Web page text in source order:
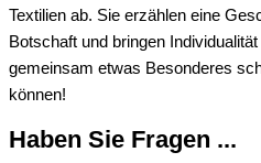
Textilien ab. Sie erzählen eine
Botschaft und bringen
gemeinsam etwas Besonderes
können!
Haben Sie Fragen ...